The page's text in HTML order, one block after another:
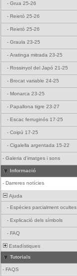
- Grua 25-26
- Reietó 25-26
- Reietó 25-26
- Graula 23-25
- Aratinga mitrada 23-25
- Rossinyol del Japó 21-25
- Brocat variable 24-25
- Monarca 23-25
- Papallona tigre 23-27
- Escac ferruginós 17-25
- Coipú 17-25
- Cigalella argentada 15-22
- Galeria d'imatges i sons
Informació
- Darreres notícies
Ajuda
- Espècies parcialment ocultes
- Explicació dels símbols
- FAQ
Estadístiques
Tutorials
- FAQS